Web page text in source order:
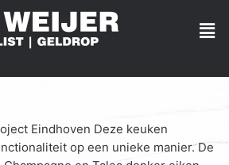
Eindhoven Deze keuken
op een unieke manier. De